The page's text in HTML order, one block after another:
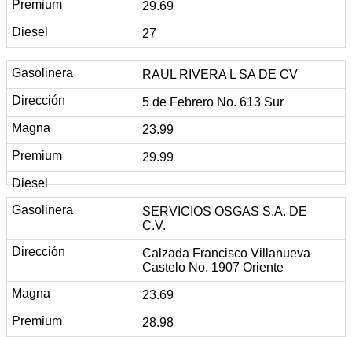
29.69
27
RAUL RIVERA L SA DE CV
5 de Febrero No. 613 Sur
23.99
29.99
SERVICIOS OSGAS S.A. DE
C.V.
Calzada Francisco Villanueva
Castelo No. 1907 Oriente
23.69
28.98